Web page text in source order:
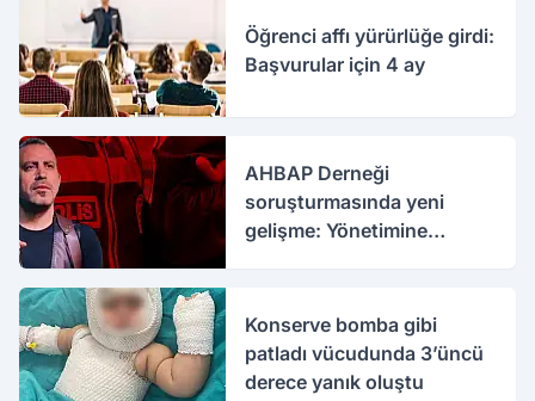
Öğrenci affı yürürlüğe girdi:
Başvurular için 4 ay
AHBAP Derneği
soruşturmasında yeni
gelişme: Yönetimine
Konserve bomba gibi
patladı vücudunda 3’üncü
derece yanık oluştu